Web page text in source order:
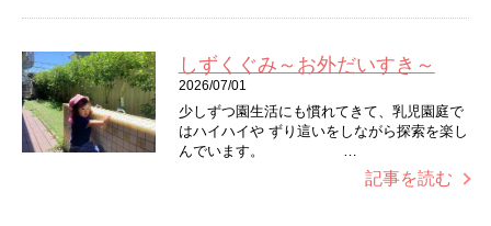
しずくぐみ～お外だいすき～
2026/07/01
少しずつ園生活にも慣れてきて、乳児園庭で
はハイハイや ずり這いをしながら探索を楽し
んでいます。 …
記事を読む